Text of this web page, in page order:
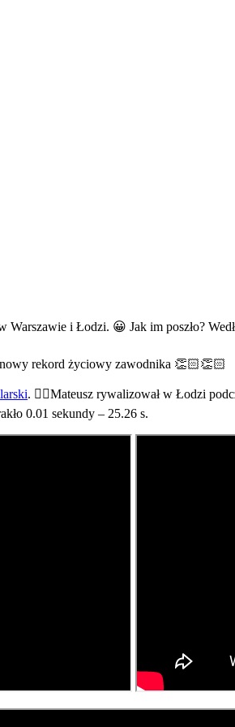
Warszawie i Łodzi. 😀 Jak im poszło?
rekord życiowy zawodnika 👏🏻👏🏻
. 🏃‍♂️Mateusz rywalizował w Łodzi
0.01 sekundy – 25.26 s.